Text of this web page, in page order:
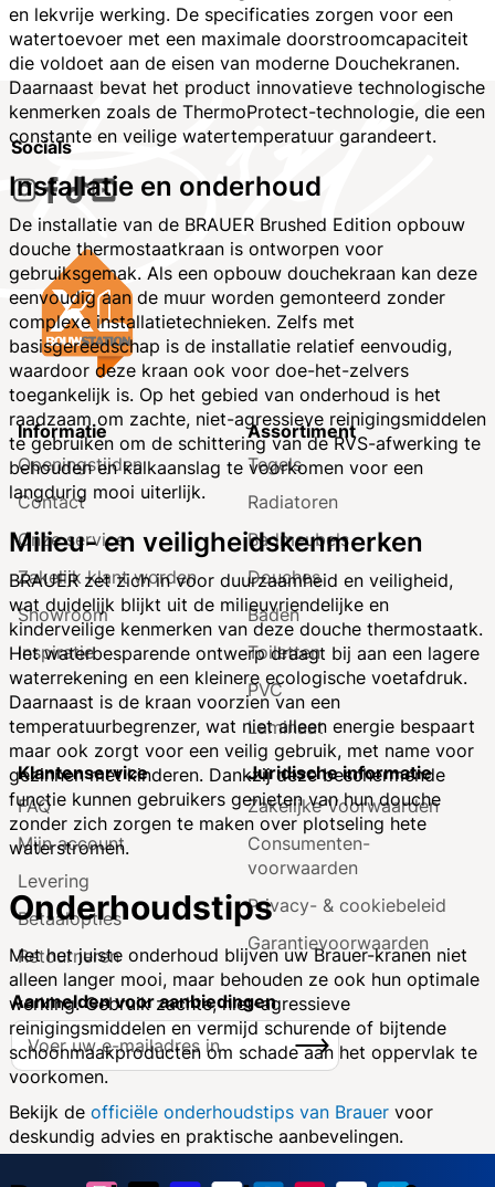
en lekvrije werking. De specificaties zorgen voor een
watertoevoer met een maximale doorstroomcapaciteit
die voldoet aan de eisen van moderne Douchekranen.
Daarnaast bevat het product innovatieve technologische
kenmerken zoals de ThermoProtect-technologie, die een
constante en veilige watertemperatuur garandeert.
Installatie en onderhoud
De installatie van de BRAUER Brushed Edition opbouw
douche thermostaatkraan is ontworpen voor
gebruiksgemak. Als een opbouw douchekraan kan deze
eenvoudig aan de muur worden gemonteerd zonder
complexe installatietechnieken. Zelfs met
basisgereedschap is de installatie relatief eenvoudig,
waardoor deze kraan ook voor doe-het-zelvers
toegankelijk is. Op het gebied van onderhoud is het
raadzaam om zachte, niet-agressieve reinigingsmiddelen
te gebruiken om de schittering van de RVS-afwerking te
behouden en kalkaanslag te voorkomen voor een
langdurig mooi uiterlijk.
Milieu- en veiligheidskenmerken
BRAUER zet zich in voor duurzaamheid en veiligheid,
wat duidelijk blijkt uit de milieuvriendelijke en
kinderveilige kenmerken van deze douche thermostaatk.
Het waterbesparende ontwerp draagt bij aan een lagere
waterrekening en een kleinere ecologische voetafdruk.
Daarnaast is de kraan voorzien van een
temperatuurbegrenzer, wat niet alleen energie bespaart
maar ook zorgt voor een veilig gebruik, met name voor
gezinnen met kinderen. Dankzij deze beschermende
functie kunnen gebruikers genieten van hun douche
zonder zich zorgen te maken over plotseling hete
waterstromen.
Onderhoudstips
Met het juiste onderhoud blijven uw Brauer-kranen niet
alleen langer mooi, maar behouden ze ook hun optimale
werking. Gebruik zachte, niet-agressieve
reinigingsmiddelen en vermijd schurende of bijtende
schoonmaakproducten om schade aan het oppervlak te
voorkomen.
Bekijk de officiële onderhoudstips van Brauer voor
deskundig advies en praktische aanbevelingen.
Socials
Informatie
Openingstijden
Contact
Onze service
Zakelijk klant worden
Showroom
Inspiratie
Assortiment
Tegels
Radiatoren
Badmeubels
Douches
Baden
Toiletten
PVC
Laminaat
Klantenservice
FAQ
Mijn account
Levering
Betaalopties
Retourneren
Juridische informatie
Zakelijke Voorwaarden
Consumenten­
voorwaarden
Privacy- & cookiebeleid
Garantie­voorwaarden
Aanmelden voor aanbiedingen
A
b
o
n
n
e
Inschrijven